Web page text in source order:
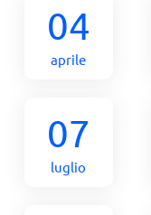
04
aprile
07
luglio